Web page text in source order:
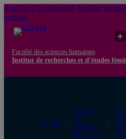
Accéder à la recherche Accéder au
centrale
Faculté des sciences humaines
Institut de recherches et d'études
UQAM
Faculté
des
sciences
humaines
et